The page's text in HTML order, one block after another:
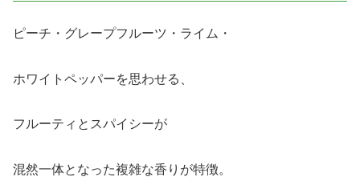
ピーチ・グレープフルーツ・ライム・
ホワイトペッパーを思わせる、
フルーティとスパイシーが
混然一体となった複雑な香りが特徴。